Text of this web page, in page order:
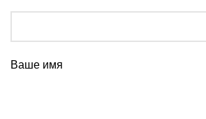
Ваше имя